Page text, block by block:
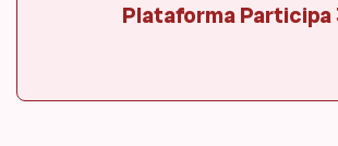
Plataforma Participa